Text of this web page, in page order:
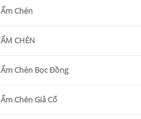
Ấm Chén
ẤM CHÉN
Ấm Chén Bọc Đồng
Ấm Chén Giả Cổ